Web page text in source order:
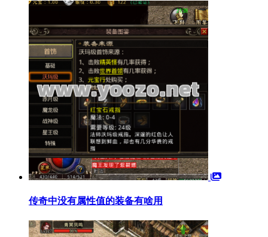
传奇中没有属性值的装备有啥用